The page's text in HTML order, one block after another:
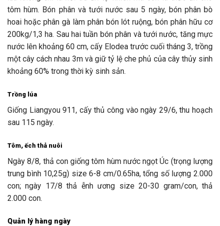
tôm hùm. Bón phân và tưới nước sau 5 ngày, bón phân bò
hoai hoặc phân gà làm phân bón lót ruộng, bón phân hữu cơ
200kg/1,3 ha. Sau hai tuần bón phân và tưới nước, tăng mực
nước lên khoảng 60 cm, cấy Elodea trước cuối tháng 3, trồng
một cây cách nhau 3m và giữ tỷ lệ che phủ của cây thủy sinh
khoảng 60% trong thời kỳ sinh sản.
Trồng lúa
Giống Liangyou 911, cấy thủ công vào ngày 29/6, thu hoạch
sau 115 ngày.
Tôm, ếch thả nuôi
Ngày 8/8, thả con giống tôm hùm nước ngọt Úc (trọng lượng
trung bình 10,25g) size 6-8 cm/0.65ha, tổng số lượng 2.000
con; ngày 17/8 thả ễnh ương size 20-30 gram/con, thả
2.000 con.
Quản lý hàng ngày